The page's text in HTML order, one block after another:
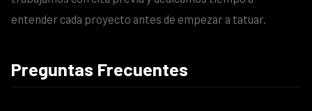
entender cada proyecto antes de empezar a tatuar.
Preguntas Frecuentes